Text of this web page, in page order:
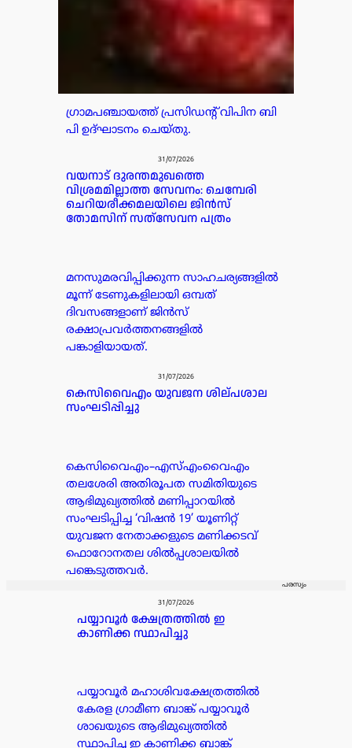
ഗ്രാമപഞ്ചായത്ത് പ്രസിഡന്റ്‌ വിപിന ബി
പി ഉദ്ഘാടനം ചെയ്തു.
31/07/2026
വയനാട് ദുരന്തമുഖത്തെ
വിശ്രമമില്ലാത്ത സേവനം: ചെമ്പേരി
ചെറിയരീക്കമലയിലെ ജിൻസ്
തോമസിന് സത്‌സേവന പത്രം
മനസുമരവിപ്പിക്കുന്ന സാഹചര്യങ്ങളിൽ
മൂന്ന് ടേണുകളിലായി ഒമ്പത്
ദിവസങ്ങളാണ് ജിൻസ്
രക്ഷാപ്രവർത്തനങ്ങളിൽ
പങ്കാളിയായത്.
31/07/2026
കെസിവൈഎം യുവജന ശില്പശാല
സംഘടിപ്പിച്ചു
കെസിവൈഎം–എസ്എംവൈഎം
തലശേരി അതിരൂപത സമിതിയുടെ
ആഭിമുഖ്യത്തിൽ മണിപ്പാറയിൽ
സംഘടിപ്പിച്ച ‘വിഷൻ 19’ യൂണിറ്റ്
യുവജന നേതാക്കളുടെ മണിക്കടവ്
ഫൊറോനതല ശിൽപ്പശാലയിൽ
പങ്കെടുത്തവർ.
പരസ്യം
31/07/2026
പയ്യാവൂർ ക്ഷേത്രത്തിൽ ഇ
കാണിക്ക സ്ഥാപിച്ചു
പയ്യാവൂർ മഹാശിവക്ഷേത്രത്തിൽ
കേരള ഗ്രാമീണ ബാങ്ക് പയ്യാവൂർ
ശാഖയുടെ ആഭിമുഖ്യത്തിൽ
സ്ഥാപിച്ച ഇ കാണിക്ക ബാങ്ക്